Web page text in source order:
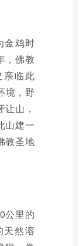
金鸡时
，佛教
亲临此
境，野
山，
山建一
教圣地
公里的
天然溶